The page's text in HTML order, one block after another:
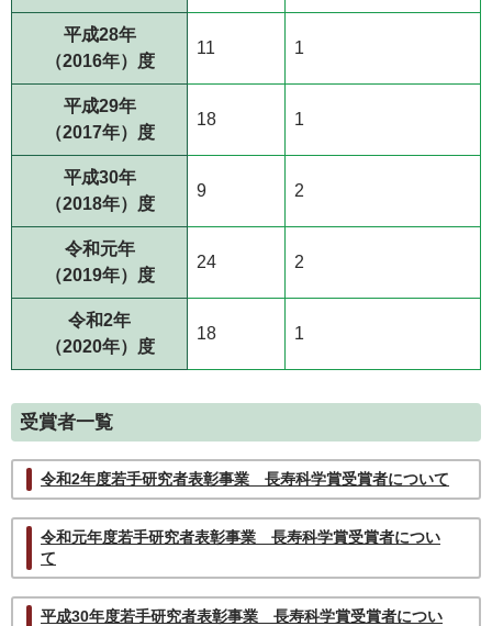
平成28年
（2016年）度
11 1
平成29年
（2017年）度
18 1
平成30年
（2018年）度
9 2
令和元年
（2019年）度
24 2
令和2年
（2020年）度
18 1
受賞者一覧
令和2年度若手研究者表彰事業 長寿科学賞受賞者について
令和元年度若手研究者表彰事業 長寿科学賞受賞者につい
て
平成30年度若手研究者表彰事業 長寿科学賞受賞者につい